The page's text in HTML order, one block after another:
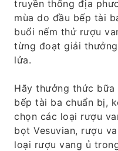
truyền thống địa
mùa do đầu bếp tài
buổi nếm thử rượu
từng đoạt giải
lửa.
Hãy thưởng thức
bếp tài ba chuẩn bị,
chọn các loại rượu
bọt Vesuvian, rượu
loại rượu vang ủ